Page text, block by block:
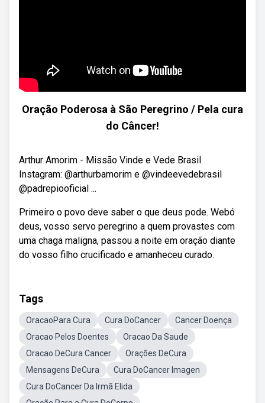
Oração Poderosa à São Peregrino / Pela cura
do Câncer!
Arthur Amorim - Missão Vinde e Vede Brasil
Instagram: @arthurbamorim e @vindeevedebrasil
@padrepiooficial ...
Primeiro o povo deve saber o que deus pode. Webó
deus, vosso servo peregrino a quem provastes com
uma chaga maligna, passou a noite em oração diante
do vosso filho crucificado e amanheceu curado.
Tags
OracaoPara Cura Cura DoCancer
Cancer Doença
Oracao Pelos Doentes
Oracao Da Saude
Oracao DeCura Cancer
Orações DeCura
Mensagens DeCura
Cura DoCancer Imagen
Cura DoCancer Da Irmã Elida